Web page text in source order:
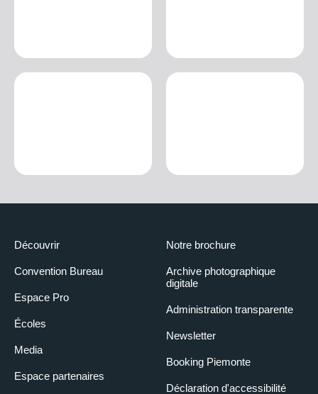
Découvrir
Convention Bureau
Espace Pro
Écoles
Media
Espace partenaires
Notre brochure
Archive photographique
digitale
Administration transparente
Newsletter
Booking Piemonte
Déclaration d'accessibilité